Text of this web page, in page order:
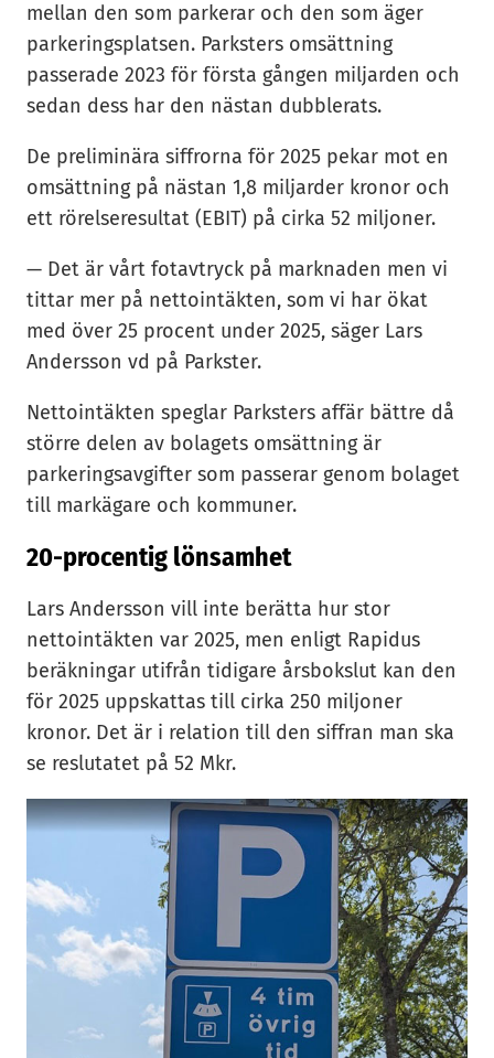
mellan den som parkerar och den som äger
parkeringsplatsen. Parksters omsättning
passerade 2023 för första gången miljarden och
sedan dess har den nästan dubblerats.
De preliminära siffrorna för 2025 pekar mot en
omsättning på nästan 1,8 miljarder kronor och
ett rörelseresultat (EBIT) på cirka 52 miljoner.
— Det är vårt fotavtryck på marknaden men vi
tittar mer på nettointäkten, som vi har ökat
med över 25 procent under 2025, säger Lars
Andersson vd på Parkster.
Nettointäkten speglar Parksters affär bättre då
större delen av bolagets omsättning är
parkeringsavgifter som passerar genom bolaget
till markägare och kommuner.
20-procentig lönsamhet
Lars Andersson vill inte berätta hur stor
nettointäkten var 2025, men enligt Rapidus
beräkningar utifrån tidigare årsbokslut kan den
för 2025 uppskattas till cirka 250 miljoner
kronor. Det är i relation till den siffran man ska
se reslutatet på 52 Mkr.